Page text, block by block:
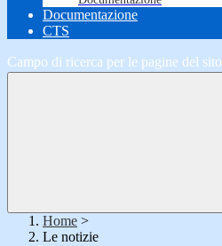
Documentazione
CTS
Campo di ricerca per le pagine del sito
Home >
Le notizie